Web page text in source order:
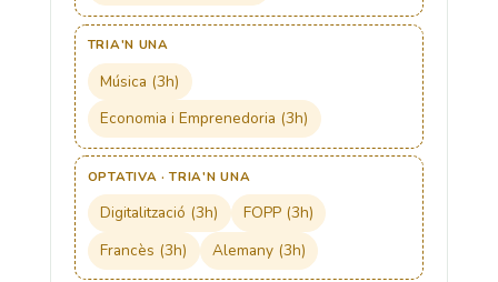
TRIA'N UNA
Música (3h)
Economia i Emprenedoria (3h)
OPTATIVA · TRIA'N UNA
Digitalització (3h)
FOPP (3h)
Francès (3h)
Alemany (3h)